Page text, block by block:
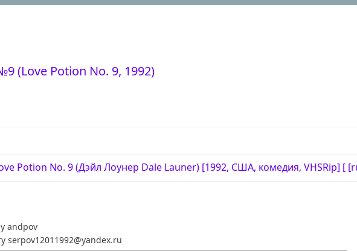
Potion No. 9, 1992)
Potion No. 9 (Дэйл Лоунер Dale Launer) [1992, США, комедия, VHSRip] [
andpov
serpov12011992@yandex.ru